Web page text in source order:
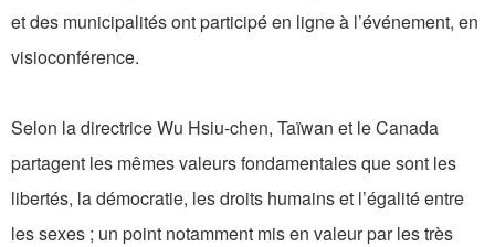
et des municipalités ont participé en ligne à l’événement, en
visioconférence.
Selon la directrice Wu Hsiu-chen, Taïwan et le Canada
partagent les mêmes valeurs fondamentales que sont les
libertés, la démocratie, les droits humains et l’égalité entre
les sexes ; un point notamment mis en valeur par les très